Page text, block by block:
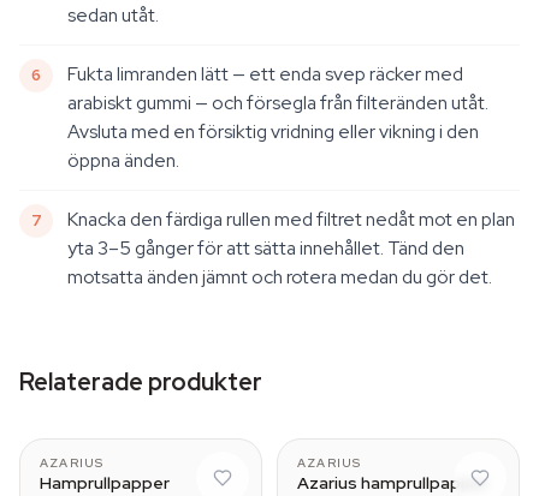
sedan utåt.
Fukta limranden lätt — ett enda svep räcker med
arabiskt gummi — och försegla från filteränden utåt.
Avsluta med en försiktig vridning eller vikning i den
öppna änden.
Knacka den färdiga rullen med filtret nedåt mot en plan
yta 3–5 gånger för att sätta innehållet. Tänd den
motsatta änden jämnt och rotera medan du gör det.
Relaterade produkter
AZARIUS
Hamprullpapper
AZARIUS
Azarius hamprullpapper